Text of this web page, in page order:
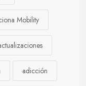
Mobility
adicción